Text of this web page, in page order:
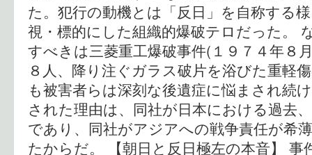
た。犯行の動機とは「反日」を自称する
視・標的にした組織的爆破テロだった。
すべきは三菱重工爆破事件(１９７４年８
８人、降り注ぐガラス破片を浴びた重軽
も被害者らは深刻な後遺症に悩まされ続
された理由は、同社が日本における過去
であり、同社がアジアへの戦争責任が希
たからだ。 【朝日と反日極左の本音】 事